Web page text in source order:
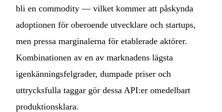
bli en commodity — vilket kommer att påskynda
adoptionen för oberoende utvecklare och startups,
men pressa marginalerna för etablerade aktörer.
Kombinationen av en av marknadens lägsta
igenkänningsfelgrader, dumpade priser och
uttrycksfulla taggar gör dessa API:er omedelbart
produktionsklara.